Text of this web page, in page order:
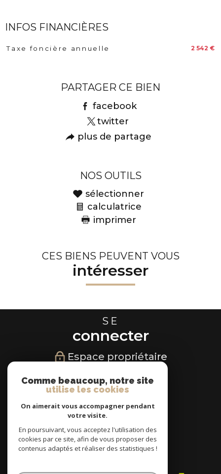
INFOS FINANCIÈRES
Caractéristiques Valeurs
Taxe foncière annuelle 2 542 €
PARTAGER CE BIEN
facebook
twitter
plus de partage
NOS OUTILS
sélectionner
calculatrice
imprimer
CES BIENS PEUVENT VOUS
intéresser
SE
connecter
Espace propriétaire
NOUS
suivre
NOUS
adhérons
Comme beaucoup, notre site
utilise les cookies
On aimerait vous accompagner pendant
votre visite.
En poursuivant, vous acceptez l'utilisation des
cookies par ce site, afin de vous proposer des
contenus adaptés et réaliser des statistiques !